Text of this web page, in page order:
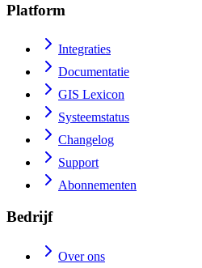
Platform
Integraties
Documentatie
GIS Lexicon
Systeemstatus
Changelog
Support
Abonnementen
Bedrijf
Over ons